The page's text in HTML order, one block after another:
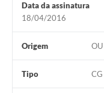
Editais
Secretarias
Data da assinatura
18/04/2016
Origem
Tipo